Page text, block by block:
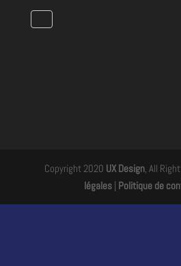
Copyright 2020 UX Design , All
légales| Politique de